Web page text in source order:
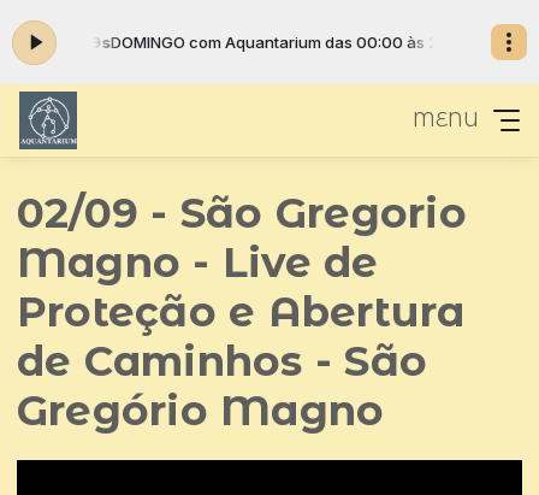
DOMINGO com Aquantarium das 00:00 às 23:59 -
MENU
02/09 - São Gregorio
Magno - Live de
Proteção e Abertura
de Caminhos - São
Gregório Magno